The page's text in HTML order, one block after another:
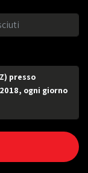
presso
ogni giorno